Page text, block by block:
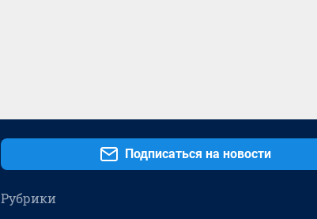
Подписаться на новости
Рубрики